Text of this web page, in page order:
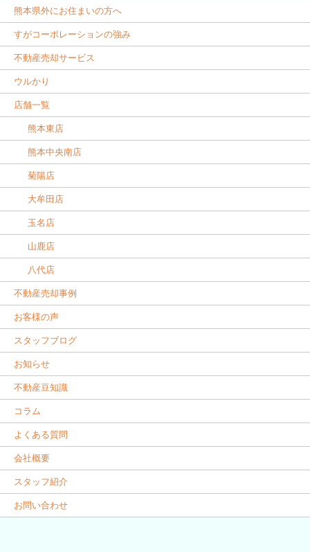
熊本県外にお住まいの方へ
すがコーポレーションの強み
不動産売却サービス
ウルかり
店舗一覧
熊本東店
熊本中央南店
菊陽店
大牟田店
玉名店
山鹿店
八代店
不動産売却事例
お客様の声
スタッフブログ
お知らせ
不動産豆知識
コラム
よくある質問
会社概要
スタッフ紹介
お問い合わせ